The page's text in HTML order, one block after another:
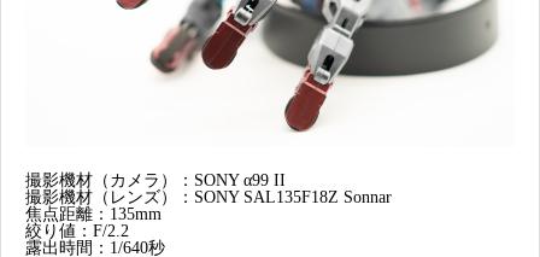
撮影機材（カメラ）：SONY α99 II
撮影機材（レンズ）：SONY SAL135F18Z Sonnar
焦点距離：135mm
絞り値：F/2.2
露出時間：1/640秒